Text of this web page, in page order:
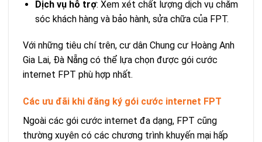
Dịch vụ hỗ trợ: Xem xét chất lượng dịch vụ chăm
sóc khách hàng và bảo hành, sửa chữa của FPT.
Với những tiêu chí trên, cư dân Chung cư Hoàng Anh
Gia Lai, Đà Nẵng có thể lựa chọn được gói cước
internet FPT phù hợp nhất.
Các ưu đãi khi đăng ký gói cước internet FPT
Ngoài các gói cước internet đa dạng, FPT cũng
thường xuyên có các chương trình khuyến mại hấp